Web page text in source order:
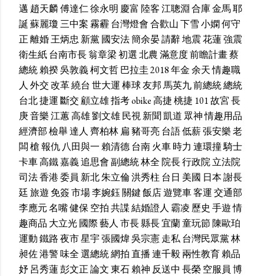
邁 趙天麟傅達仁徐永明 慶富 陸客江聰淵 合庫金馬耶
誕蘇麗瓊三中案霧霾 台灣燈會合歡山下雪小嫻何守
正離婚王炳忠 新黨國安法簡余晏請辭地震花蓮強震
衛生紙台南市長翁章梁初選北農滿意度前瞻計畫蔡
總統賴揆吳敦義柯文哲巴拉圭2018年金余天情趣職
人 外交改革繞台 世大運棒球友邦馬英九前總統總統
台北捷運 斷交 顧立雄指考obike高捷桃捷 101故宮長
庚音樂江蕙高雄劉文雄民視新聞 凱道 眾神情趣用品
經濟部檢舉達人 齊柏林 扁豬哥亮台語低薪張安樂老
闆槍報仇 八田與一賴清德台南火車時力 連環撞騎士
卡車高鐵嘉義追思會副總統林全 院長行政院立法院
司法香港委員 新北朱立倫洪秀柱 台日 美國 日本謝長
廷旅遊 免簽市場李婉鈺關鍵飯店遊覽車客運交通部
李應元名嘴健保空拍共諜結婚證人 霸凌 歷史 手遊情
趣商品 大立光國際藝人 市長縣長宜蘭童玩節陳歐珀
運動鐵路夜市星宇張國煒吳宗憲走私台灣民眾黨林
昶佐港警味全選總統網拍直播連千毅兩性教育賴品
妤呂秀蓮彭文正論文東石賴神 反送中 長榮空服員 博